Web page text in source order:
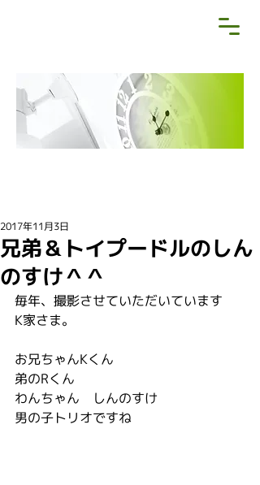
兄弟＆トイプードルのしん
のすけ＾＾
2017年11月3日
毎年、撮影させていただいています
K家さま。
お兄ちゃんKくん
弟のRくん
わんちゃん　しんのすけ
男の子トリオですね